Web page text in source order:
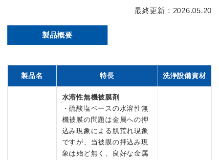
最終更新：2026.05.20
製品概要
製品名 特長 洗浄設備資材
水溶性無機被膜剤
・硫酸塩ベースの水溶性無
機被膜の問題は金属への押
込み現象による肌荒れ現象
ですが、当被膜の押込み現
象は殆ど無く、良好な金属